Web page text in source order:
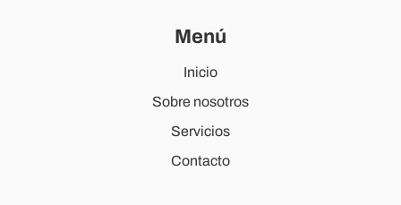
Menú
Inicio
Sobre nosotros
Servicios
Contacto